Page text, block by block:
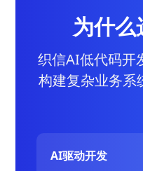
为什么
织信AI低代码开
构建复杂业务系
AI驱动开发